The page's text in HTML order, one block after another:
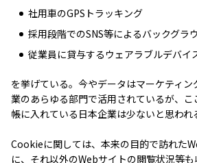
社用車のGPSトラッキング
採用段階でのSNS等によるバックグラ
従業員に貸与するウェアラブルデバ
を挙げている。今やデータはマーケティ
業のあらゆる部門で活用されているが、
帳に入れている日本企業は少ないと思われ
Cookieに関しては、本来の目的で訪れた
に、それ以外のWebサイトの閲覧状況等